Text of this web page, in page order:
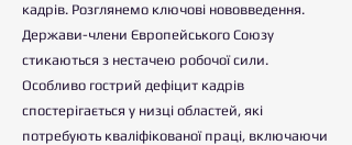
кадрів. Розглянемо ключові нововведення.
Держави-члени Європейського Союзу
стикаються з нестачею робочої сили.
Особливо гострий дефіцит кадрів
спостерігається у низці областей, які
потребують кваліфікованої праці, включаючи